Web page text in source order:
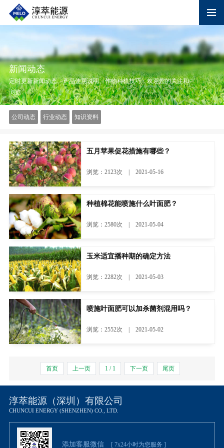
新闻动态
定时更新新闻动态、产品使用说明、作物种植技巧，欢迎您的关注和
浏览
公司动态 行业动态 知识资料
五月苹果促花措施有哪些？
浏览：2123次 | 2021-05-16
种植棉花能喷施什么叶面肥？
浏览：2580次 | 2021-05-04
玉米适宜播种期的确定方法
浏览：2282次 | 2021-05-03
喷施叶面肥可以加杀菌剂混用吗？
浏览：2552次 | 2021-05-02
首页 上一页 1 / 1 下一页 尾页
淳萃能源（深圳）有限公司
CHUNCUI ENERGY (SHENZHEN) CO., LTD.
添加客服微信 [ 7x24小时为您服务 ]